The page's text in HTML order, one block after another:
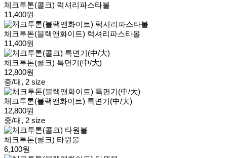
체크투톤(콜크) 럭셔리파스타볼
11,400원
체크투톤(블랙앤화이트) 럭셔리파스타볼
11,400원
체크투톤(콜크) 특면기(中/大)
12,800원
중/대, 2 size
체크투톤(블랙앤화이트) 특면기(中/大)
12,800원
중/대, 2 size
체크투톤(콜크) 타원볼
6,100원